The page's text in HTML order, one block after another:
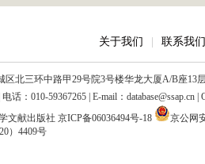
关于我们 联系我们
区北三环中路甲29号院3号楼华龙大厦A/B座13
话：010-59367265 | E-mail：database@ssap.cn
文献出版社 京ICP备06036494号-18
京公网
）4409号